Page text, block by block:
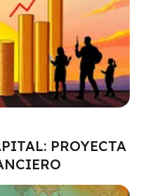
PROYECTA